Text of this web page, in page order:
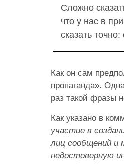
Сложно
что у нас в
сказать
Как он сам
пропаганда».
раз такой фразы
Как указано в
участие в
лиц сообщений и
недостоверную